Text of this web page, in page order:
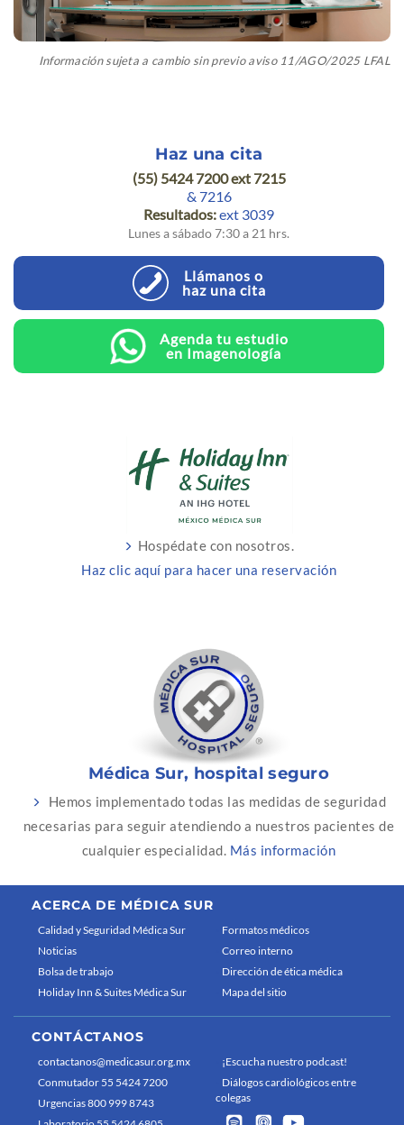
Información sujeta a cambio sin previo aviso 11/AGO/2025 LFAL
Haz una cita
(55) 5424 7200 ext 7215
& 7216
Resultados:ext 3039
Lunes a sábado 7:30 a 21 hrs.
Llámanos o
haz una cita
Agenda tu estudio
en Imagenología
Hospédate con nosotros.
Haz clic aquí para hacer una reservación
Médica Sur, hospital seguro
Hemos implementado todas las medidas de seguridad
necesarias para seguir atendiendo a nuestros pacientes de
cualquier especialidad. Más información
ACERCA DE MÉDICA SUR
Calidad y Seguridad Médica Sur
Noticias
Bolsa de trabajo
Holiday Inn & Suites Médica Sur
Formatos médicos
Correo interno
Dirección de ética médica
Mapa del sitio
CONTÁCTANOS
contactanos@medicasur.org.mx
Conmutador 55 5424 7200
Urgencias 800 999 8743
¡Escucha nuestro podcast!
Diálogos cardiológicos entre
colegas